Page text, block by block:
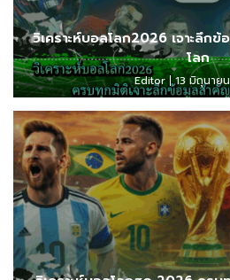
วิเคราะห์บอลโลก2026 เจาะลึก
โลก
Editor 13 มิถุนาย